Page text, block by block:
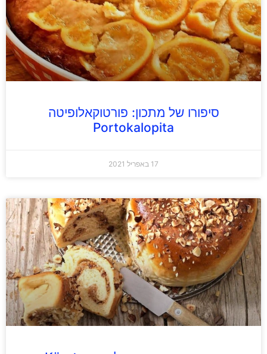
סיפורו של מתכון: פורטוקאלופיטה
Portokalopita
17 באפריל 2021